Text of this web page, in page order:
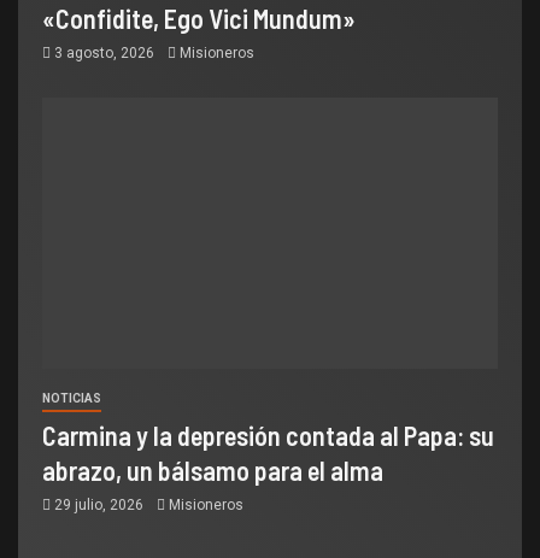
«Confidite, Ego Vici Mundum»
3 agosto, 2026 Misioneros
NOTICIAS
Carmina y la depresión contada al Papa: su
abrazo, un bálsamo para el alma
29 julio, 2026 Misioneros